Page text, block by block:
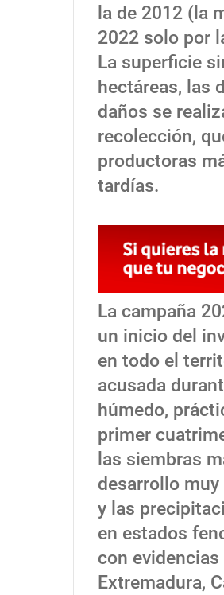
la de 2012 (la
2022 solo por
La superficie
hectáreas, las
daños se
recolección,
productoras
tardías.
La campaña
un inicio del
en todo el
acusada
húmedo,
primer
las siembras
desarrollo
y las
en estados
con
Extremadura,